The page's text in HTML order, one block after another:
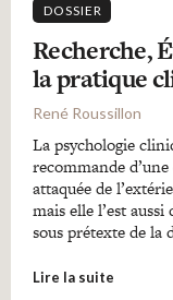
DOSSIER
Recherche,
la pratique
René Roussillon
La psychologie
recommande
attaquée de
mais elle l’est
sous prétexte de
Lire la suite